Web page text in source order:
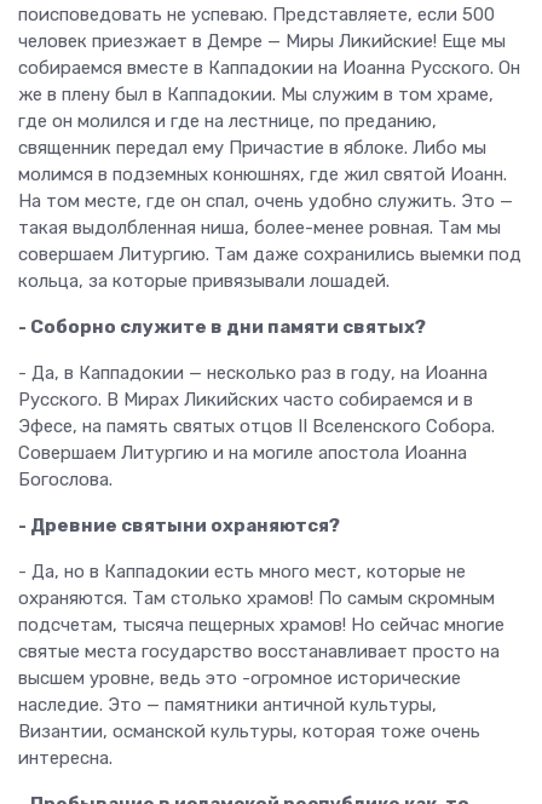
поисповедовать не успеваю. Представляете, если 500
человек приезжает в Демре — Миры Ликийские! Еще мы
собираемся вместе в Каппадокии на Иоанна Русского. Он
же в плену был в Каппадокии. Мы служим в том храме,
где он молился и где на лестнице, по преданию,
священник передал ему Причастие в яблоке. Либо мы
молимся в подземных конюшнях, где жил святой Иоанн.
На том месте, где он спал, очень удобно служить. Это —
такая выдолбленная ниша, более-менее ровная. Там мы
совершаем Литургию. Там даже сохранились выемки под
кольца, за которые привязывали лошадей.
- Соборно служите в дни памяти святых?
- Да, в Каппадокии — несколько раз в году, на Иоанна
Русского. В Мирах Ликийских часто собираемся и в
Эфесе, на память святых отцов II Вселенского Собора.
Совершаем Литургию и на могиле апостола Иоанна
Богослова.
- Древние святыни охраняются?
- Да, но в Каппадокии есть много мест, которые не
охраняются. Там столько храмов! По самым скромным
подсчетам, тысяча пещерных храмов! Но сейчас многие
святые места государство восстанавливает просто на
высшем уровне, ведь это -огромное исторические
наследие. Это — памятники античной культуры,
Византии, османской культуры, которая тоже очень
интересна.